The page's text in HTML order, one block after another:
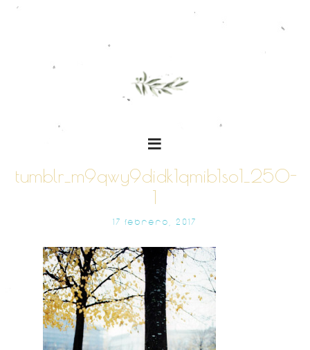
tumblr_m9qwy9didk1qmib1so1_250-
1
17 FEBRERO, 2017